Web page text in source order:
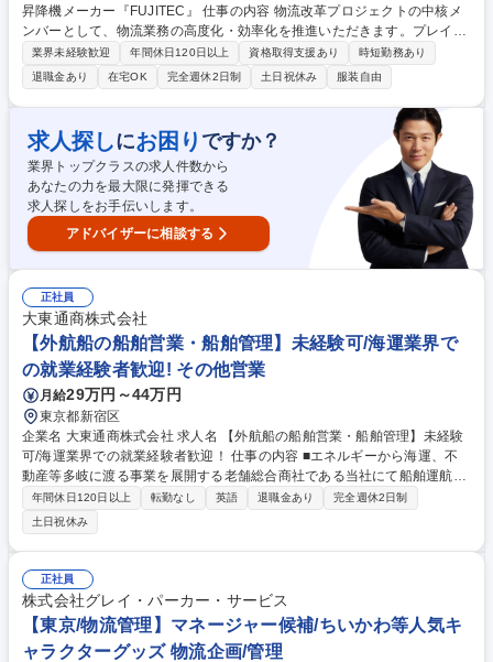
昇降機メーカー『FUJITEC』 仕事の内容 物流改革プロジェクトの中核メ
ンバーとして、物流業務の高度化・効率化を推進いただきます。プレイン
グマネージャーまたは近い将来の幹部候補として物流戦略の立案や組織マ
ネジメントにも携わっていただきます。 ＜具体的な業務例＞◆物流業務の
現状分析および課題抽出（輸送・保管・荷役など）◆載率向上、リードタ
イム短縮、コスト削減施策の企画・実行 ◆物流KPI（積載率、荷待ち時間
等）の設計・運用・改善 ◆物流システム導入・改善（WMS/TMS等）の企
画推進 ◆社内関連部門（製造・調達等）および外部物流会社との調整・交
渉 募集職種 【物流戦略企画/東京(羽田)】世界的な昇降機メーカー『FUJIT
EC』
業界未経験歓迎 年間休日120日以上 資格取得支援あり
時短勤務あり
退職金あり
在宅OK 完全週休2日制 土日祝休み 服装自由
求人探しにお困り ですか？
業界トップクラスの求人件数から
あなたの力を最大限に発揮できる
求人探しをお手伝いします。
アドバイザーに相談する
正社員
大東通商株式会社
【外航船の船舶営業・船舶管理】未経験可/海運業界で
の就業経験者歓迎! その他営業
月給29万円～44万円
東京都新宿区
企業名 大東通商株式会社 求人名 【外航船の船舶営業・船舶管理】未経験
可/海運業界での就業経験者歓迎！ 仕事の内容 ■エネルギーから海運、不
動産等多岐に渡る事業を展開する老舗総合商社である当社にて船舶運航業
務、船舶管理業務を募集します。※ご応募いただいた方のご経験に合わせ
て下記、お仕事をお任せします。 【具体的な業務】船舶営業、船舶運航、
船舶管理 ■船舶営業業務：荷主との運賃価格交渉等 ■船舶運航業務：運航
収支の管理、船に係る入出金管理 ■船舶管理業務：船舶の保守管理業務
（※変更範囲：当社業務全般） 募集職種 【外航船の船舶営業・船舶管
理】未経験可/海運業界での就業経験者歓迎！
年間休日120日以上 転勤なし 英語 退職金あり
完全週休2日制
土日祝休み
正社員
株式会社グレイ・パーカー・サービス
【東京/物流管理】マネージャー候補/ちいかわ等人気キ
ャラクターグッズ 物流企画/管理